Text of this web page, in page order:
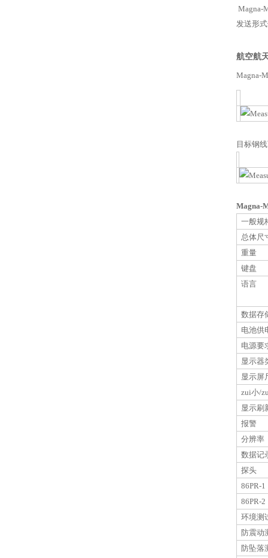
Magna-
发送形
航空航
Magna-
目标钢
Magna-
一般规
总体尺
重量
键盘
语言
数据存
电池供
电源要
显示器
显示屏
zui小/
显示刷
报警
分辨率
数据记
探头
86PR-1
86PR-2
环境测
防震动
防坠落